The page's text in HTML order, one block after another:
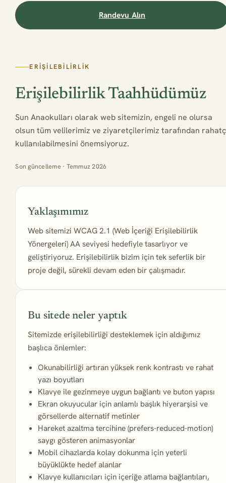
Randevu Alın
ERIŞILEBILIRLIK
Erişilebilirlik Taahhüdümüz
Sun Anaokulları olarak web sitemizin, engeli ne olursa
olsun tüm velilerimiz ve ziyaretçilerimiz tarafından
kullanılabilmesini önemsiyoruz.
Son güncelleme · Temmuz 2026
Yaklaşımımız
Web sitemizi WCAG 2.1 (Web İçeriği Erişilebilirlik
Yönergeleri) AA seviyesi hedefiyle tasarlıyor ve
geliştiriyoruz. Erişilebilirlik bizim için tek seferlik bir
proje değil, sürekli devam eden bir çalışmadır.
Bu sitede neler yaptık
Sitemizde erişilebilirliği desteklemek için aldığımız
başlıca önlemler:
Okunabilirliği artıran yüksek renk kontrastı ve rahat
yazı boyutları
Klavye ile gezinmeye uygun bağlantı ve buton yapısı
Ekran okuyucular için anlamlı başlık hiyerarşisi ve
görsellerde alternatif metinler
Hareket azaltma tercihine (prefers-reduced-motion)
saygı gösteren animasyonlar
Mobil cihazlarda kolay dokunma için yeterli
büyüklükte hedef alanlar
Klavye kullanıcıları için içeriğe atlama bağlantıları,